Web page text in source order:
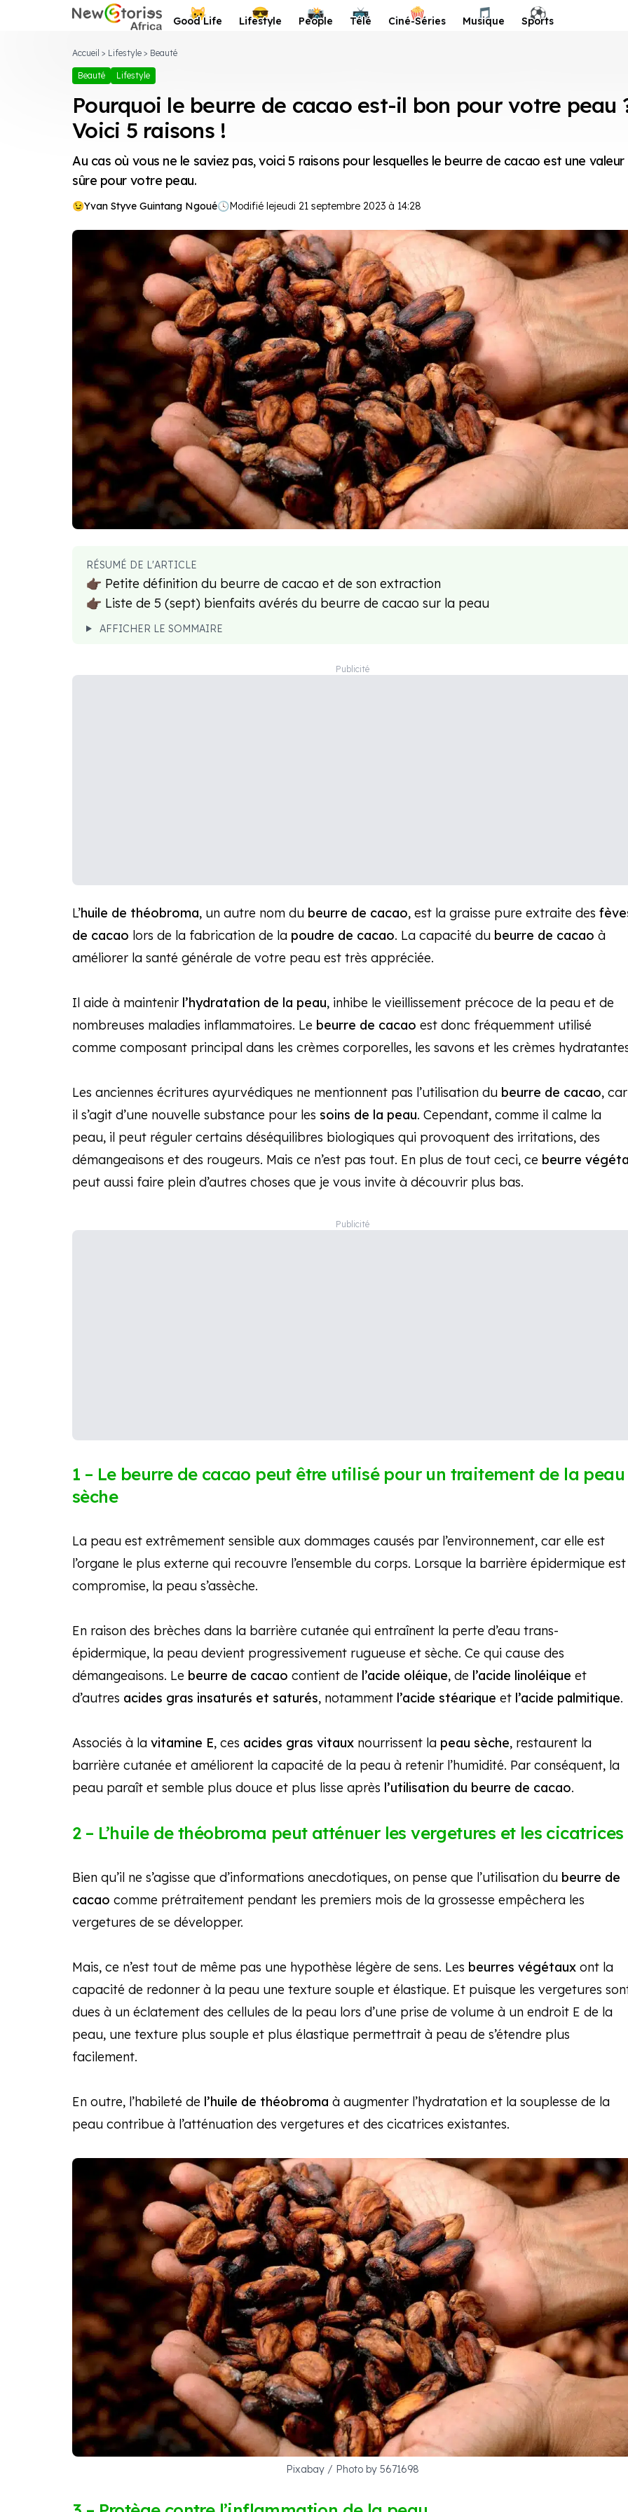
Newstories Africa 😺
Good Life 😎
Lifestyle 📸
People 📺
Télé 🍿
Ciné-Séries 🎵
Musique ⚽️
Sports
Accueil > Lifestyle > Beauté
Beauté Lifestyle
Pourquoi le beurre de cacao est-il bon pour votre peau
Voici 5 raisons !
Au cas où vous ne le saviez pas, voici 5 raisons pour lesquelles le beurre de cacao est une valeur
sûre pour votre peau.
Yvan Styve Guintang Ngoué🕓Modifié lejeudi 21 septembre 2023 à 14:28
RÉSUMÉ DE L'ARTICLE
👉🏿 Petite définition du beurre de cacao et de son extraction
👉🏿 Liste de 5 (sept) bienfaits avérés du beurre de cacao sur la peau
AFFICHER LE SOMMAIRE
L’huile de théobroma, un autre nom du beurre de cacao, est la graisse pure extraite des
de cacao lors de la fabrication de la poudre de cacao. La capacité du beurre de cacao à
améliorer la santé générale de votre peau est très appréciée.
Il aide à maintenir l’hydratation de la peau, inhibe le vieillissement précoce de la peau et de
nombreuses maladies inflammatoires. Le beurre de cacao est donc fréquemment utilisé
comme composant principal dans les crèmes corporelles, les savons et les crèmes
Les anciennes écritures ayurvédiques ne mentionnent pas l’utilisation du beurre de cacao, car
il s’agit d’une nouvelle substance pour les soins de la peau. Cependant, comme il calme la
peau, il peut réguler certains déséquilibres biologiques qui provoquent des irritations, des
démangeaisons et des rougeurs. Mais ce n’est pas tout. En plus de tout ceci, ce beurre
peut aussi faire plein d’autres choses que je vous invite à découvrir plus bas.
1 – Le beurre de cacao peut être utilisé pour un traitement de la peau
sèche
La peau est extrêmement sensible aux dommages causés par l’environnement, car elle est
l’organe le plus externe qui recouvre l’ensemble du corps. Lorsque la barrière épidermique est
compromise, la peau s’assèche.
En raison des brèches dans la barrière cutanée qui entraînent la perte d’eau trans-
épidermique, la peau devient progressivement rugueuse et sèche. Ce qui cause des
démangeaisons. Le beurre de cacao contient de l’acide oléique, de l’acide linoléique et
d’autres acides gras insaturés et saturés, notamment l’acide stéarique et l’acide palmitique.
Associés à la vitamine E, ces acides gras vitaux nourrissent la peau sèche, restaurent la
barrière cutanée et améliorent la capacité de la peau à retenir l’humidité. Par conséquent, la
peau paraît et semble plus douce et plus lisse après l’utilisation du beurre de cacao.
2 – L’huile de théobroma peut atténuer les vergetures et les cicatrices
Bien qu’il ne s’agisse que d’informations anecdotiques, on pense que l’utilisation du beurre de
cacao comme prétraitement pendant les premiers mois de la grossesse empêchera les
vergetures de se développer.
Mais, ce n’est tout de même pas une hypothèse légère de sens. Les beurres végétaux ont la
capacité de redonner à la peau une texture souple et élastique. Et puisque les vergetures
dues à un éclatement des cellules de la peau lors d’une prise de volume à un endroit E de la
peau, une texture plus souple et plus élastique permettrait à peau de s’étendre plus
facilement.
En outre, l’habileté de l’huile de théobroma à augmenter l’hydratation et la souplesse de la
peau contribue à l’atténuation des vergetures et des cicatrices existantes.
Pixabay / Photo by 5671698